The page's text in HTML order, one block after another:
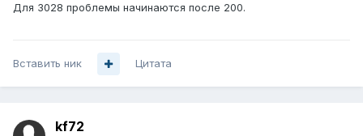
Для 3028 проблемы начинаются после 200.
Вставить ник Цитата
kf72